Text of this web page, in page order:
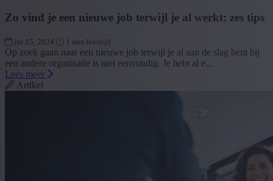
Zo vind je een nieuwe job terwijl je al werkt: zes tips
jul 15, 2024 1 min leestijd
Op zoek gaan naar een nieuwe job terwijl je al aan de slag bent bij
een andere organisatie is niet eenvoudig. Je hebt al e...
Lees meer
Artikel